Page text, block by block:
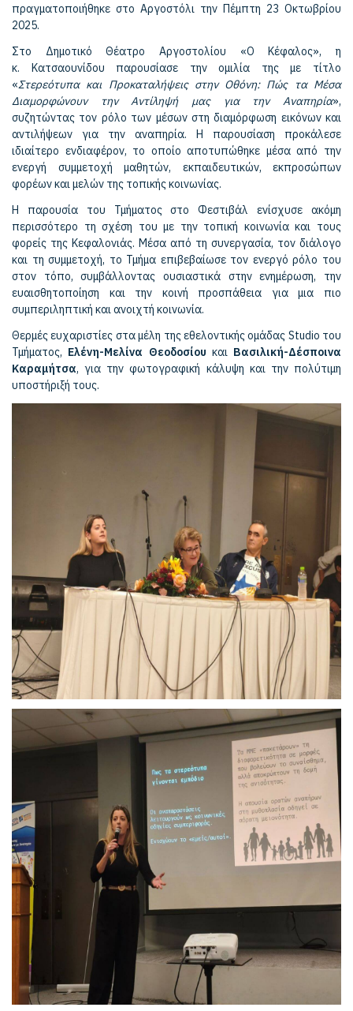
πραγματοποιήθηκε στο Αργοστόλι την Πέμπτη 23 Οκτωβρίου
2025.
Στο Δημοτικό Θέατρο Αργοστολίου «Ο Κέφαλος», η
κ. Κατσαουνίδου παρουσίασε την ομιλία της με τίτλο
«Στερεότυπα και Προκαταλήψεις στην Οθόνη: Πώς τα Μέσα
Διαμορφώνουν την Αντίληψή μας για την Αναπηρία»,
συζητώντας τον ρόλο των μέσων στη διαμόρφωση εικόνων και
αντιλήψεων για την αναπηρία. Η παρουσίαση προκάλεσε
ιδιαίτερο ενδιαφέρον, το οποίο αποτυπώθηκε μέσα από την
ενεργή συμμετοχή μαθητών, εκπαιδευτικών, εκπροσώπων
φορέων και μελών της τοπικής κοινωνίας.
Η παρουσία του Τμήματος στο Φεστιβάλ ενίσχυσε ακόμη
περισσότερο τη σχέση του με την τοπική κοινωνία και τους
φορείς της Κεφαλονιάς. Μέσα από τη συνεργασία, τον διάλογο
και τη συμμετοχή, το Τμήμα επιβεβαίωσε τον ενεργό ρόλο του
στον τόπο, συμβάλλοντας ουσιαστικά στην ενημέρωση, την
ευαισθητοποίηση και την κοινή προσπάθεια για μια πιο
συμπεριληπτική και ανοιχτή κοινωνία.
Θερμές ευχαριστίες στα μέλη της εθελοντικής ομάδας Studio του
Τμήματος, Ελένη-Μελίνα Θεοδοσίου και Βασιλική-Δέσποινα
Καραμήτσα, για την φωτογραφική κάλυψη και την πολύτιμη
υποστήριξή τους.